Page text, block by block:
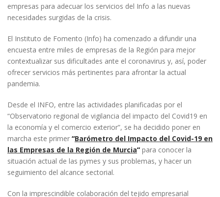
empresas para adecuar los servicios del Info a las nuevas
necesidades surgidas de la crisis.
El Instituto de Fomento (Info) ha comenzado a difundir una
encuesta entre miles de empresas de la Región para mejor
contextualizar sus dificultades ante el coronavirus y, así, poder
ofrecer servicios más pertinentes para afrontar la actual
pandemia.
Desde el INFO, entre las actividades planificadas por el
“Observatorio regional de vigilancia del impacto del Covid19 en
la economía y el comercio exterior”, se ha decidido poner en
marcha este primer “Barómetro del Impacto del Covid-19 en
las Empresas de la Región de Murcia” para conocer la
situación actual de las pymes y sus problemas, y hacer un
seguimiento del alcance sectorial.
Con la imprescindible colaboración del tejido empresarial